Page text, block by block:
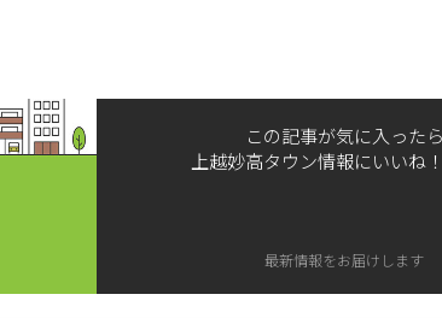
この記事が気に入ったら
上越妙高タウン情報にいいね
最新情報をお届けします